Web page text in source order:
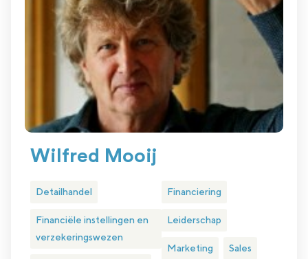
Wilfred Mooij
Detailhandel
Financiële instellingen en
verzekeringswezen
Financiering
Leiderschap
Marketing Sales